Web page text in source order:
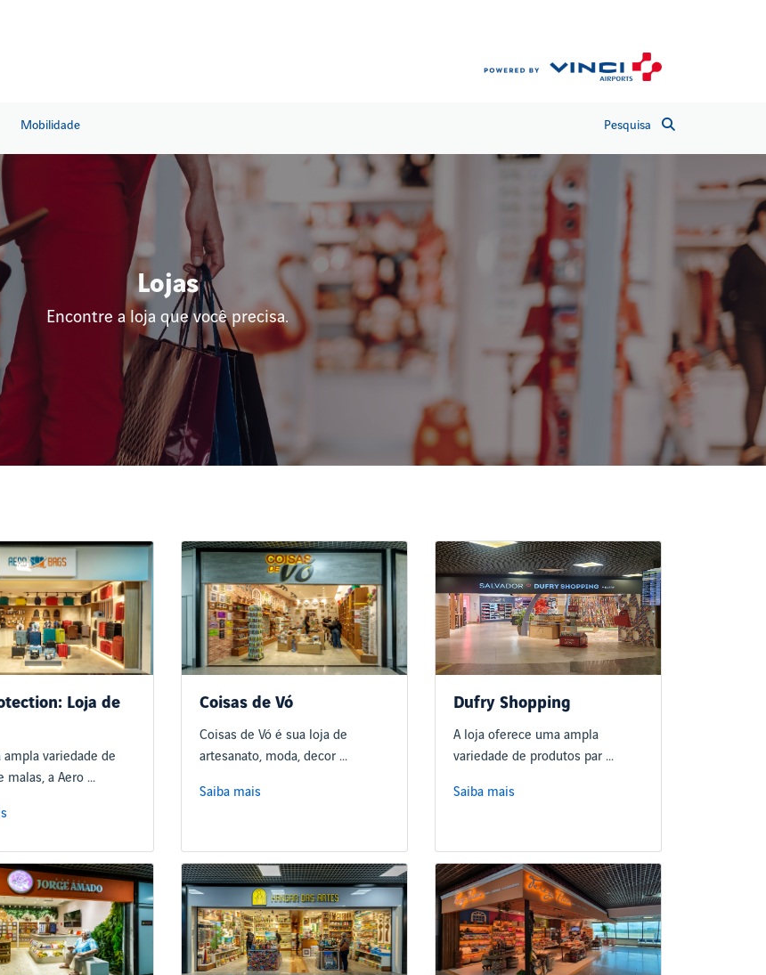
Mobilidade Pesquisa
Lojas
Encontre a loja que você precisa.
Loja de
ampla variedade de
malas, a Aero ...
Coisas de Vó
Coisas de Vó é sua loja de
artesanato, moda, decor ...
Saiba mais
Dufry Shopping
A loja oferece uma ampla
variedade de produtos par ...
Saiba mais